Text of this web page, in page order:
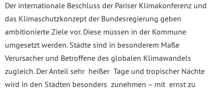
Der internationale Beschluss der Pariser Klimakonferenz und
das Klimaschutzkonzept der Bundesregierung geben
ambitionierte Ziele vor. Diese müssen in der Kommune
umgesetzt werden. Städte sind in besonderem Maße
Verursacher und Betroffene des globalen Klimawandels
zugleich. Der Anteil sehr heißer Tage und tropischer Nächte
wird in den Städten besonders zunehmen – mit ernst zu